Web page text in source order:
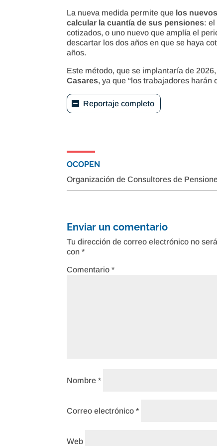
La nueva medida permite que los
calcular la cuantía de sus pensiones: el
cotizados, o uno nuevo que amplía el
descartar los dos años en que se haya
años.
Este método, que se implantaría de
Casares, ya que “los trabajadores harán
Reportaje completo
OCOPEN
Organización de Consultores de
Enviar un comentario
Tu dirección de correo electrónico no
con*
Comentario*
Nombre*
Correo electrónico*
Web